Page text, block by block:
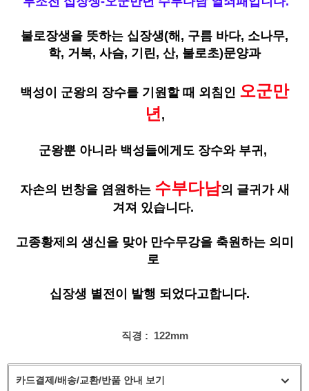
불로장생을 뜻하는 십장생(해, 구름 바다, 소나무,
학, 거북, 사슴, 기린, 산, 불로초)문양과
백성이 군왕의 장수를 기원할 때 외침인 오군만
년,
군왕뿐 아니라 백성들에게도 장수와 부귀,
자손의 번창을 염원하는 수부다남의 글귀가 새
겨져 있습니다.
고종황제의 생신을 맞아 만수무강을 축원하는 의미
로
십장생 별전이 발행 되었다고합니다.
직경 : 122mm
카드결제/배송/교환/반품 안내 보기